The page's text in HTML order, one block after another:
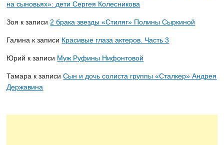
на сыновьях»: дети Сергея Колесникова
Зоя к записи2 брака звезды «Стиляг» Полины Сыркиной
Галина к записи Красивые глаза актеров. Часть 3
Юрий к записи Муж Руфины Нифонтовой
Тамара к записиСын и дочь солиста группы «Сталкер» Андрея
Державина